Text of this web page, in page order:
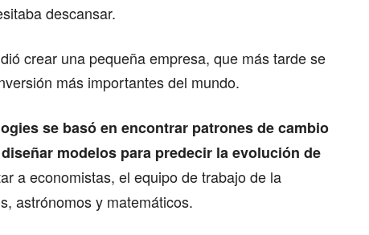
descansar.
crear una pequeña empresa, que más tarde se
más importantes del mundo.
se basó en encontrar patrones de cambio
modelos para predecir la evolución de
a economistas, el equipo de trabajo de la
astrónomos y matemáticos.